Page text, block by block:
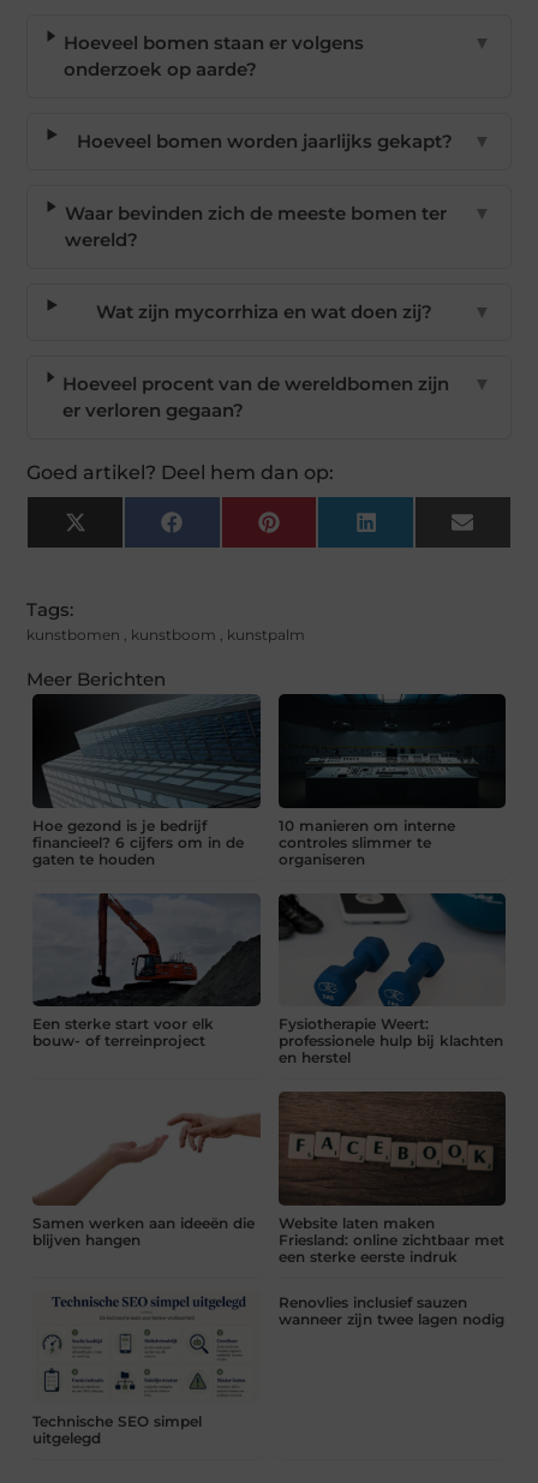
Hoeveel bomen staan er volgens
onderzoek op aarde?
▼
Hoeveel bomen worden jaarlijks gekapt? ▼
Waar bevinden zich de meeste bomen ter
wereld?
▼
Wat zijn mycorrhiza en wat doen zij? ▼
Hoeveel procent van de wereldbomen zijn
er verloren gegaan?
▼
Goed artikel? Deel hem dan op:
X
(Twitter)
FacebookPinterest LinkedIn Email
Tags:
kunstbomen , kunstboom , kunstpalm
Meer Berichten
Hoe gezond is je bedrijf
financieel? 6 cijfers om in de
gaten te houden
10 manieren om interne
controles slimmer te
organiseren
Een sterke start voor elk
bouw- of terreinproject
Fysiotherapie Weert:
professionele hulp bij klachten
en herstel
Samen werken aan ideeën die
blijven hangen
Website laten maken
Friesland: online zichtbaar met
een sterke eerste indruk
Technische SEO simpel
uitgelegd
Renovlies inclusief sauzen
wanneer zijn twee lagen nodig